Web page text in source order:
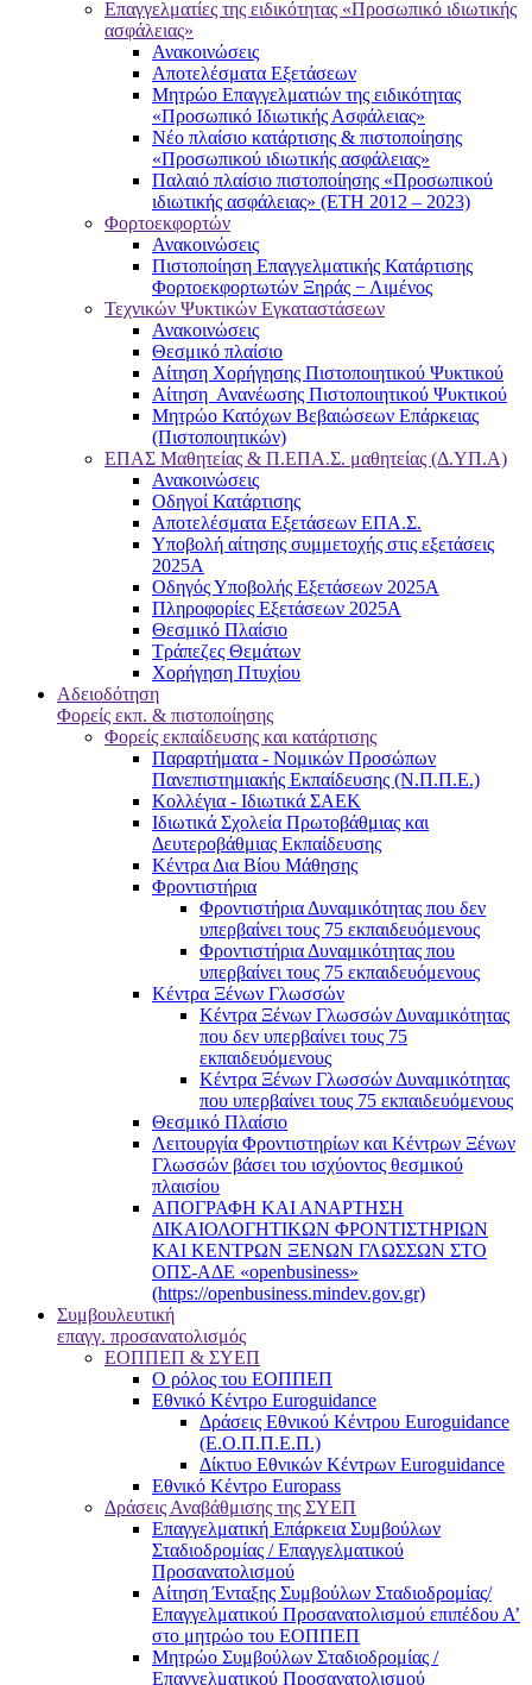
Επαγγελματίες της ειδικότητας «Προσωπικό ιδιωτικής
ασφάλειας»
Ανακοινώσεις
Αποτελέσματα Εξετάσεων
Μητρώο Επαγγελματιών της ειδικότητας
«Προσωπικό Ιδιωτικής Ασφάλειας»
Νέο πλαίσιο κατάρτισης & πιστοποίησης
«Προσωπικού ιδιωτικής ασφάλειας»
Παλαιό πλαίσιο πιστοποίησης «Προσωπικού
ιδιωτικής ασφάλειας» (ΕΤΗ 2012 – 2023)
Φορτοεκφορτών
Ανακοινώσεις
Πιστοποίηση Επαγγελματικής Κατάρτισης
Φορτοεκφορτωτών Ξηράς − Λιμένος
Τεχνικών Ψυκτικών Εγκαταστάσεων
Ανακοινώσεις
Θεσμικό πλαίσιο
Αίτηση Χορήγησης Πιστοποιητικού Ψυκτικού
Αίτηση Ανανέωσης Πιστοποιητικού Ψυκτικού
Μητρώο Κατόχων Βεβαιώσεων Επάρκειας
(Πιστοποιητικών)
ΕΠΑΣ Μαθητείας & Π.ΕΠΑ.Σ. μαθητείας (Δ.ΥΠ.Α)
Ανακοινώσεις
Oδηγοί Κατάρτισης
Αποτελέσματα Εξετάσεων ΕΠΑ.Σ.
Υποβολή αίτησης συμμετοχής στις εξετάσεις
2025Α
Οδηγός Υποβολής Εξετάσεων 2025A
Πληροφορίες Εξετάσεων 2025Α
Θεσμικό Πλαίσιο
Τράπεζες Θεμάτων
Χορήγηση Πτυχίου
Αδειοδότηση
Φορείς εκπ. & πιστοποίησης
Φορείς εκπαίδευσης και κατάρτισης
Παραρτήματα - Νομικών Προσώπων
Πανεπιστημιακής Εκπαίδευσης (Ν.Π.Π.Ε.)
Κολλέγια - Ιδιωτικά ΣΑΕΚ
Ιδιωτικά Σχολεία Πρωτοβάθμιας και
Δευτεροβάθμιας Εκπαίδευσης
Κέντρα Δια Βίου Μάθησης
Φροντιστήρια
Φροντιστήρια Δυναμικότητας που δεν
υπερβαίνει τους 75 εκπαιδευόμενους
Φροντιστήρια Δυναμικότητας που
υπερβαίνει τους 75 εκπαιδευόμενους
Κέντρα Ξένων Γλωσσών
Kέντρα Ξένων Γλωσσών Δυναμικότητας
που δεν υπερβαίνει τους 75
εκπαιδευόμενους
Kέντρα Ξένων Γλωσσών Δυναμικότητας
που υπερβαίνει τους 75 εκπαιδευόμενους
Θεσμικό Πλαίσιο
Λειτουργία Φροντιστηρίων και Κέντρων Ξένων
Γλωσσών βάσει του ισχύοντος θεσμικού
πλαισίου
ΑΠΟΓΡΑΦΗ ΚΑΙ ΑΝΑΡΤΗΣΗ
ΔΙΚΑΙΟΛΟΓΗΤΙΚΩΝ ΦΡΟΝΤΙΣΤΗΡΙΩΝ
ΚΑΙ ΚΕΝΤΡΩΝ ΞΕΝΩΝ ΓΛΩΣΣΩΝ ΣΤΟ
ΟΠΣ-ΑΔΕ «openbusiness»
(https://openbusiness.mindev.gov.gr)
Συμβουλευτική
επαγγ. προσανατολισμός
ΕΟΠΠΕΠ & ΣΥΕΠ
Ο ρόλος του ΕΟΠΠΕΠ
Εθνικό Κέντρο Euroguidance
Δράσεις Εθνικού Κέντρου Euroguidance
(Ε.Ο.Π.Π.Ε.Π.)
Δίκτυο Εθνικών Κέντρων Euroguidance
Εθνικό Κέντρο Europass
Δράσεις Αναβάθμισης της ΣΥΕΠ
Επαγγελματική Επάρκεια Συμβούλων
Σταδιοδρομίας / Επαγγελματικού
Προσανατολισμού
Αίτηση Ένταξης Συμβούλων Σταδιοδρομίας/
Επαγγελματικού Προσανατολισμού επιπέδου Α’
στο μητρώο του ΕΟΠΠΕΠ
Μητρώο Συμβούλων Σταδιοδρομίας /
Επαγγελματικού Προσανατολισμού